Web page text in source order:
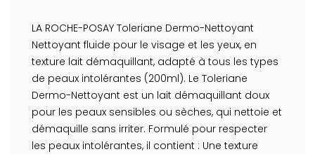
LA ROCHE-POSAY Toleriane Dermo-Nettoyant
Nettoyant fluide pour le visage et les yeux, en
texture lait démaquillant, adapté à tous les types
de peaux intolérantes (200ml). Le Toleriane
Dermo-Nettoyant est un lait démaquillant doux
pour les peaux sensibles ou sèches, qui nettoie et
démaquille sans irriter. Formulé pour respecter
les peaux intolérantes, il contient : Une texture